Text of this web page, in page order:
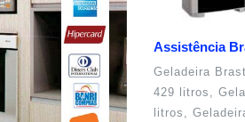
Assistência
Geladeira
429 litros,
litros,